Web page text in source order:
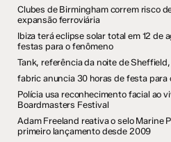
Clubes de Birmingham correm risco
expansão ferroviária
Ibiza terá eclipse solar total em 12 de
festas para o fenômeno
Tank, referência da noite de
fabric anuncia 30 horas de festa para
Polícia usa reconhecimento facial ao
Boardmasters Festival
Adam Freeland reativa o selo Marine
primeiro lançamento desde 2009